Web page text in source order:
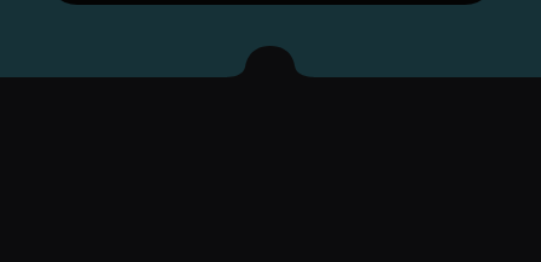
enseignant sous 72